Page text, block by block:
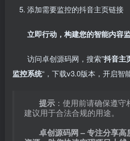
添加需要监控的抖音主页链接
立即行动，构建您的智能内容
访问卓创源码网，搜索”抖音主
监控系统“，下载v3.0版本，开启智
提示 ：使用前请确保遵守
建议用于合法合规的用途。
卓创源码网 – 专注分享